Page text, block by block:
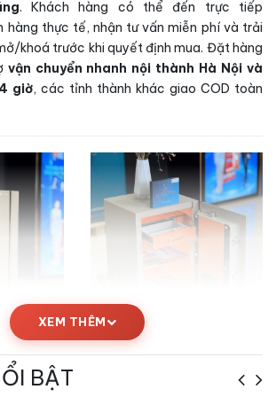
. Khách hàng có thể đến trực tiếp
hàng thực tế, nhận tư vấn miễn phí và trải
khoá trước khi quyết định mua. Đặt hàng
vận chuyển nhanh nội thành Hà Nội và
giờ, các tỉnh thành khác giao COD toàn
sắt Liberty LB58-S10-
tay điện tử màu gold chính
XEM THÊM
BẬT